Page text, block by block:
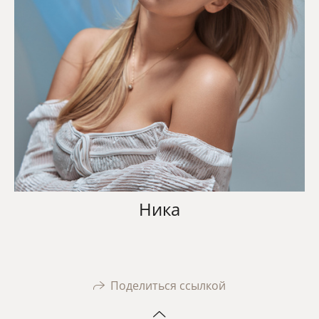
Ника
Поделиться ссылкой